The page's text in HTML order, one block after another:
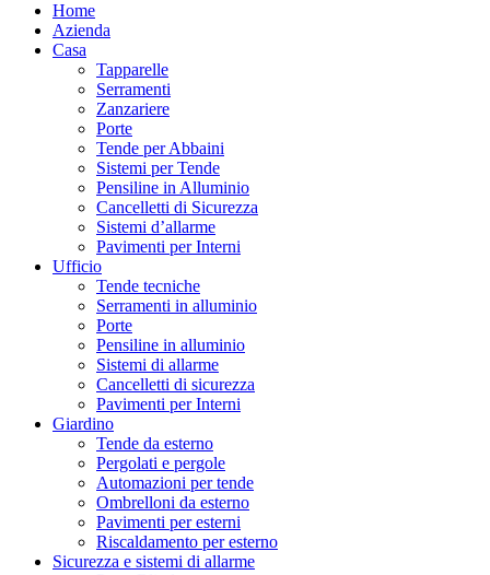
Home
Azienda
Casa
Tapparelle
Serramenti
Zanzariere
Porte
Tende per Abbaini
Sistemi per Tende
Pensiline in Alluminio
Cancelletti di Sicurezza
Sistemi d’allarme
Pavimenti per Interni
Ufficio
Tende tecniche
Serramenti in alluminio
Porte
Pensiline in alluminio
Sistemi di allarme
Cancelletti di sicurezza
Pavimenti per Interni
Giardino
Tende da esterno
Pergolati e pergole
Automazioni per tende
Ombrelloni da esterno
Pavimenti per esterni
Riscaldamento per esterno
Sicurezza e sistemi di allarme